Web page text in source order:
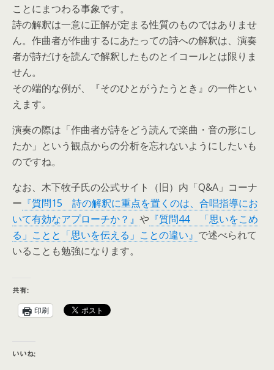
ことにまつわる事象です。
詩の解釈は一意に正解が定まる性質のものではありませ
ん。作曲者が作曲するにあたっての詩への解釈は、演奏
者が詩だけを読んで解釈したものとイコールとは限りま
せん。
その端的な例が、『そのひとがうたうとき』の一件とい
えます。
演奏の際は「作曲者が詩をどう読んで楽曲・音の形にし
たか」という観点からの分析を忘れないようにしたいも
のですね。
なお、木下牧子氏の公式サイト（旧）内「Q&A」コーナ
ー 『質問15 詩の解釈に重点を置くのは、合唱指導にお
いて有効なアプローチか？』 や 『質問44 「思いをこめ
る」ことと「思いを伝える」ことの違い』 で述べられて
いることも勉強になります。
共有:
印刷
いいね: